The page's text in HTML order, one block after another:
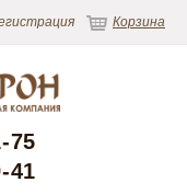
Корзина
75
41